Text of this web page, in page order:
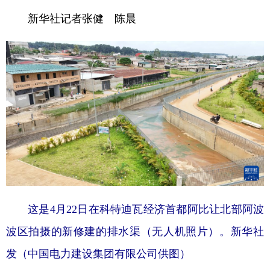
地方频道
北京 天津 河北 山西
辽宁 吉林 上海 江苏
浙江 安徽 福建 江西
山东 河南 湖北 湖南
广东 广西 海南 重庆
四川 贵州 云南 西藏
陕西 甘肃 青海 宁夏
新疆 内蒙古 黑龙江
新华社记者张健 陈晨
这是4月22日在科特迪瓦经济首都阿比让北部阿波
波区拍摄的新修建的排水渠（无人机照片）。新华社
发（中国电力建设集团有限公司供图）